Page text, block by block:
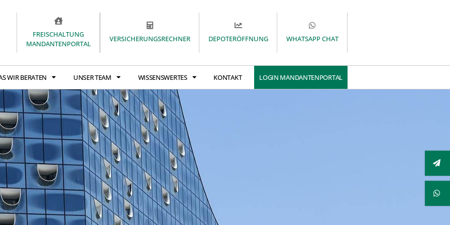
FREISCHALTUNG
MANDANTENPORTAL
VERSICHERUNGSRECHNER DEPOTERÖFFNUNG WHATSAPP CHAT
WIR BERATEN UNSER TEAM WISSENSWERTES KONTAKT LOGIN MANDANTENPORTAL